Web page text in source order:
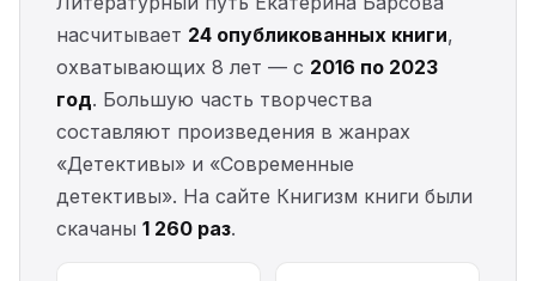
насчитывает 24 опубликованных книги,
охватывающих 8 лет — с 2016 по 2023
год. Большую часть творчества
составляют произведения в жанрах
«Детективы» и «Современные
детективы». На сайте Книгизм книги были
скачаны 1 260 раз.